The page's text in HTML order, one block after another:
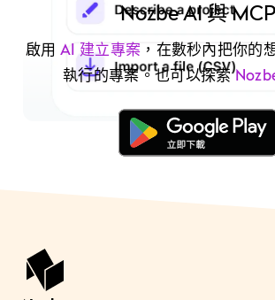
Nozbe AI 與 MCP
啟用 AI 建立專案 ，在數秒內把你的
執行的專案。也可以探索